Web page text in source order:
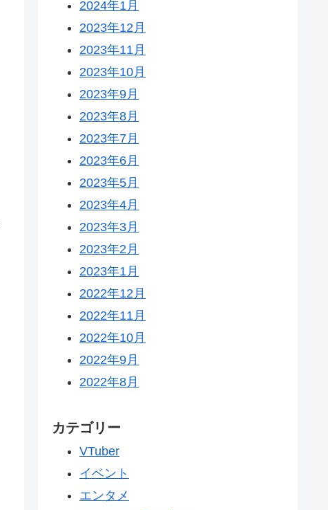
2024年1月
2023年12月
2023年11月
2023年10月
2023年9月
2023年8月
2023年7月
2023年6月
2023年5月
2023年4月
2023年3月
2023年2月
2023年1月
2022年12月
2022年11月
2022年10月
2022年9月
2022年8月
カテゴリー
VTuber
イベント
エンタメ